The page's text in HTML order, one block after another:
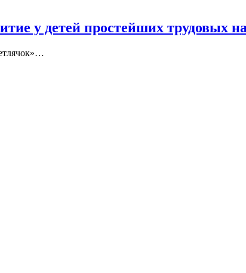
у детей простейших трудовых